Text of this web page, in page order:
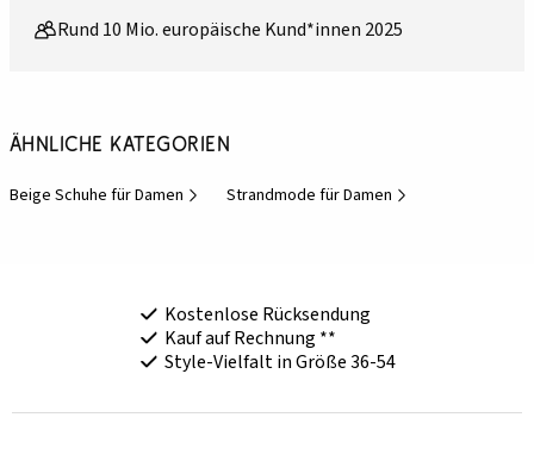
Rund 10 Mio. europäische Kund*innen 2025
Ähnliche Kategorien
Beige Schuhe für Damen Strandmode für Damen
Kostenlose Rücksendung
Kauf auf Rechnung **
Style-Vielfalt in Größe 36-54